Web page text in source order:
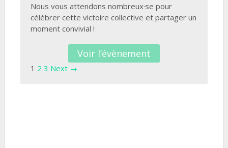
Nous vous attendons nombreux·se pour
célébrer cette victoire collective et partager un
moment convivial !
Voir l’évènement
1 2 3 Next →